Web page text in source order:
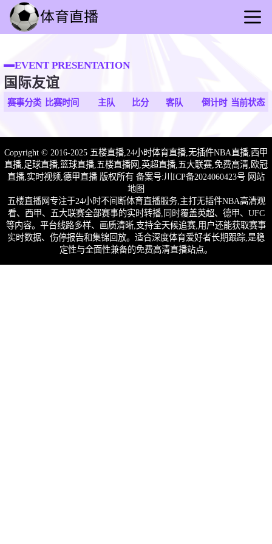
足球直播
篮球直播
足球录播
篮球速报
其他赛事
EVENT PRESENTATION
国际友谊
赛事分类 比赛时间 主队 比分 客队 倒计时 当前状态
Copyright © 2016-2025 五楼直播,24小时体育直播,无插件NBA直播,西甲
直播,足球直播,篮球直播,五楼直播网,英超直播,五大联赛,免费高清,欧冠
直播,实时视频,德甲直播 版权所有 备案号:川ICP备2024060423号 网站
地图
五楼直播网专注于24小时不间断体育直播服务,主打无插件NBA高清观
看、西甲、五大联赛全部赛事的实时转播,同时覆盖英超、德甲、UFC
等内容。平台线路多样、画质清晰,支持全天候追赛,用户还能获取赛事
实时数据、伤停报告和集锦回放。适合深度体育爱好者长期跟踪,是稳
定性与全面性兼备的免费高清直播站点。